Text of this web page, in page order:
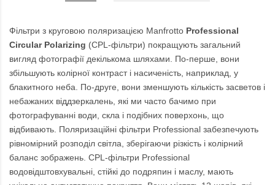
Фільтри з круговою поляризацією Manfrotto Professional
Circular Polarizing (CPL-фільтри) покращують загальний
вигляд фотографії декількома шляхами. По-перше, вони
збільшують колірної контраст і насиченість, наприклад, у
блакитного неба. По-друге, вони зменшують кількість засветов і
небажаних віддзеркалень, які ми часто бачимо при
фотографуванні води, скла і подібних поверхонь, що
відбивають. Поляризаційні фільтри Professional забезпечують
рівномірний розподіл світла, зберігаючи різкість і колірний
баланс зображень. CPL-фільтри Professional
водовідштовхувальні, стійкі до подряпин і маслу, мають